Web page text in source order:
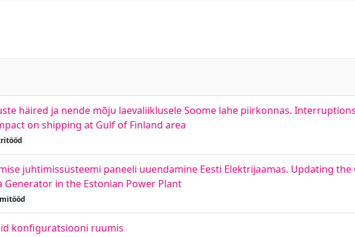
häired ja nende mõju laevaliiklusele Soome lahe piirkonnas.
on shipping at Gulf of Finland area
juhtimissüsteemi paneeli uuendamine Eesti Elektrijaamas. Updating the
Generator in the Estonian Power Plant
konfiguratsiooni ruumis